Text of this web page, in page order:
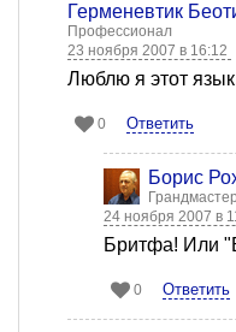
Герменевтик
Профессионал
23 ноября 2007 в 16:12
Люблю я этот
0 Ответить
Борис
Грандмастер
24 ноября 2007 в
Бритфа! Или
0 Ответить